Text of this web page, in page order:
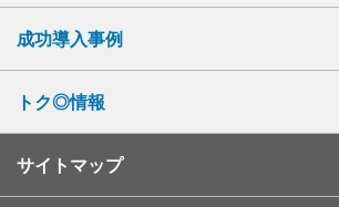
成功導入事例
トク◎情報
サイトマップ